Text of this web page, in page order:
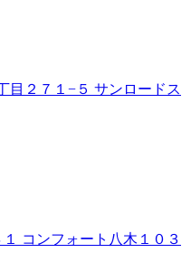
目２７１−５ サンロードス
コンフォート八木１０３